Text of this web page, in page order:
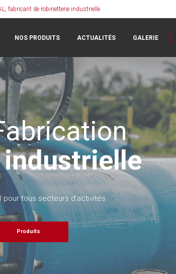
fabricant de robinetterie industrielle
NOS PRODUITS ACTUALITÉS GALERIE
industrielle
pour tous secteurs d’activités
Produits